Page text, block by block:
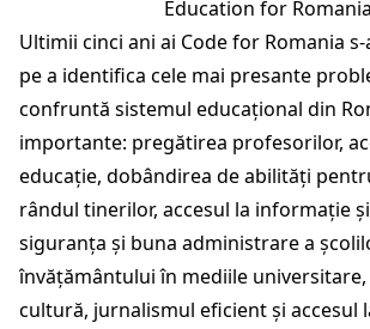
Education for Romania
Ultimii cinci ani ai Code for Romania
pe a identifica cele mai presante
confruntă sistemul educațional din
importante: pregătirea profesorilor,
educație, dobândirea de abilități
rândul tinerilor, accesul la informație
siguranța și buna administrare a
învățământului în mediile universitare,
cultură, jurnalismul eficient și accesul